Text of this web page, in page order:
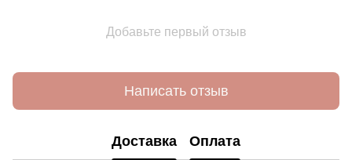
Добавьте первый отзыв
Написать отзыв
Доставка Оплата